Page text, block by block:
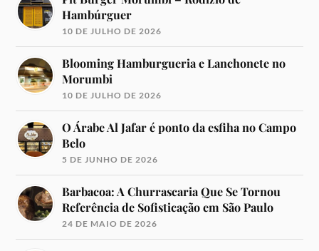
Hambúrguer
10 DE JULHO DE 2026
Blooming Hamburgueria e Lanchonete no
Morumbi
10 DE JULHO DE 2026
O Árabe Al Jafar é ponto da esfiha no Campo
Belo
5 DE JUNHO DE 2026
Barbacoa: A Churrascaria Que Se Tornou
Referência de Sofisticação em São Paulo
24 DE MAIO DE 2026